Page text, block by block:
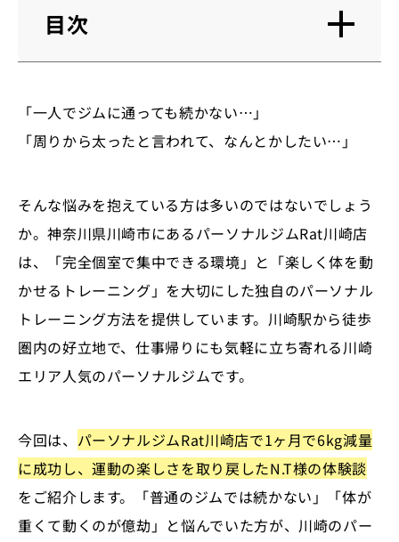
目次
「一人でジムに通っても続かない…」
「周りから太ったと言われて、なんとかしたい…」
そんな悩みを抱えている方は多いのではないでしょう
か。神奈川県川崎市にあるパーソナルジムRat川崎店
は、「完全個室で集中できる環境」と「楽しく体を動
かせるトレーニング」を大切にした独自のパーソナル
トレーニング方法を提供しています。川崎駅から徒歩
圏内の好立地で、仕事帰りにも気軽に立ち寄れる川崎
エリア人気のパーソナルジムです。
今回は、 パーソナルジムRat川崎店で1ヶ月で6kg減量
に成功し、運動の楽しさを取り戻したN.T様の体験談
をご紹介します。「普通のジムでは続かない」「体が
重くて動くのが億劫」と悩んでいた方が、川崎のパー